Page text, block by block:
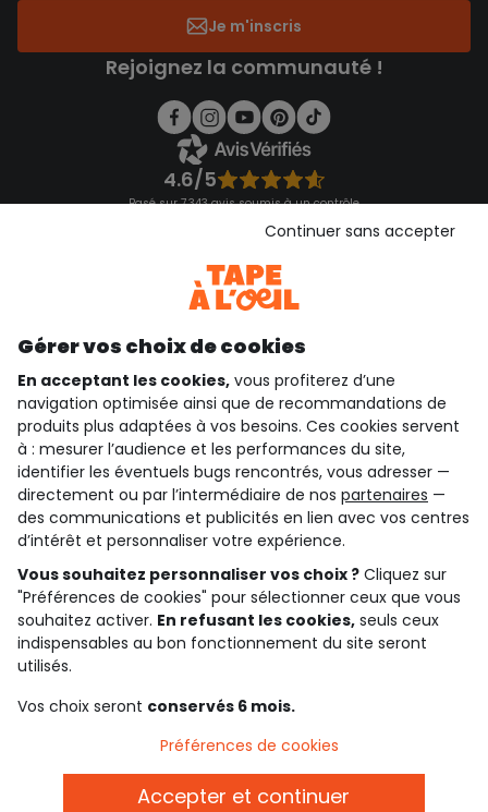
Je m'inscris
Rejoignez la communauté !
4.6/5
Basé sur 7 343 avis soumis à un contrôle
Consulter les CGU
qui sommes-nous ?
besoin d'aide ?
le club fidélité
notre catalogue
Conditions générales de ventes et d'utilisation
Conditions d’utilisation des réseaux sociaux
Politique de confidentialité
Cookies et données personnelles
Paramètres des cookies
Gérer vos choix de cookies
En acceptant les cookies, vous profiterez d’une
navigation optimisée ainsi que de recommandations de
produits plus adaptées à vos besoins. Ces cookies servent
à : mesurer l’audience et les performances du site,
identifier les éventuels bugs rencontrés, vous adresser —
directement ou par l’intermédiaire de nos partenaires —
des communications et publicités en lien avec vos centres
d’intérêt et personnaliser votre expérience.
Vous souhaitez personnaliser vos choix ? Cliquez sur
"Préférences de cookies" pour sélectionner ceux que vous
souhaitez activer. En refusant les cookies, seuls ceux
indispensables au bon fonctionnement du site seront
utilisés.
Vos choix seront conservés 6 mois.
Continuer sans accepter
Préférences de cookies
Accepter et continuer